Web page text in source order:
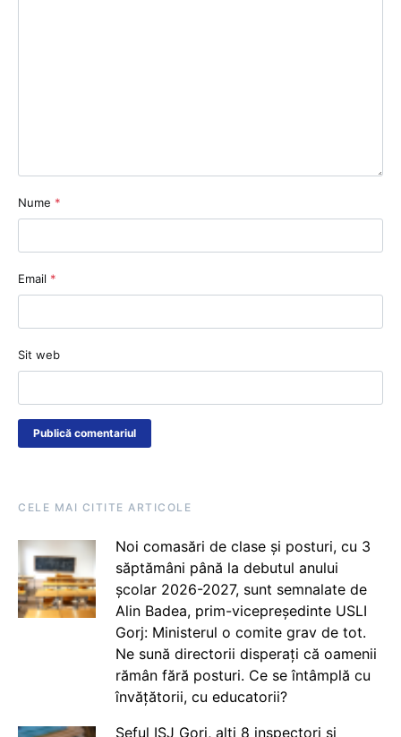
Nume *
Email *
Sit web
CELE MAI CITITE ARTICOLE
Noi comasări de clase și posturi, cu 3
săptămâni până la debutul anului
școlar 2026-2027, sunt semnalate de
Alin Badea, prim-vicepreședinte USLI
Gorj: Ministerul o comite grav de tot.
Ne sună directorii disperați că oamenii
rămân fără posturi. Ce se întâmplă cu
învățătorii, cu educatorii?
Șeful ISJ Gorj, alți 8 inspectori și